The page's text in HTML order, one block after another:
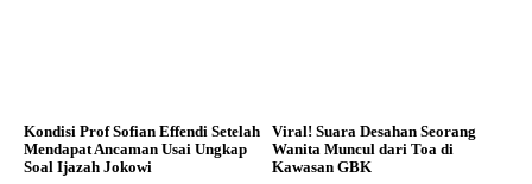
Kondisi Prof Sofian Effendi Setelah
Mendapat Ancaman Usai Ungkap
Soal Ijazah Jokowi
Viral! Suara Desahan Seorang
Wanita Muncul dari Toa di
Kawasan GBK